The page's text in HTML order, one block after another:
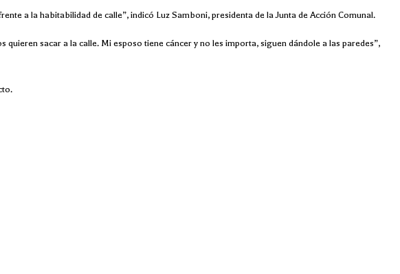
a la habitabilidad de calle”, indicó Luz Samboni, presidenta de la Junta de Acción Comunal.
sacar a la calle. Mi esposo tiene cáncer y no les importa, siguen dándole a las paredes”,